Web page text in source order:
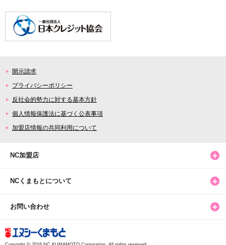
開示請求
プライバシーポリシー
反社会的勢力に対する基本方針
個人情報保護法に基づく公表事項
加盟店情報の共同利用について
NC加盟店
NCくまもとについて
お問い合わせ